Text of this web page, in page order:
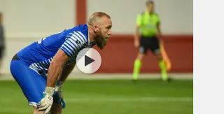
תקנון משתתפים וזוכים בפרסים
תקנון עבור פעילות אלקטרה
תקנון עבור פעילות ספורט 1 – "מרלן"